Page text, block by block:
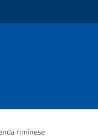
riminese